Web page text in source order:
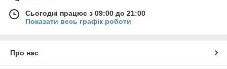
Сьогодні працює з 09:00 до 21:00
Показати весь графік роботи
Про нас